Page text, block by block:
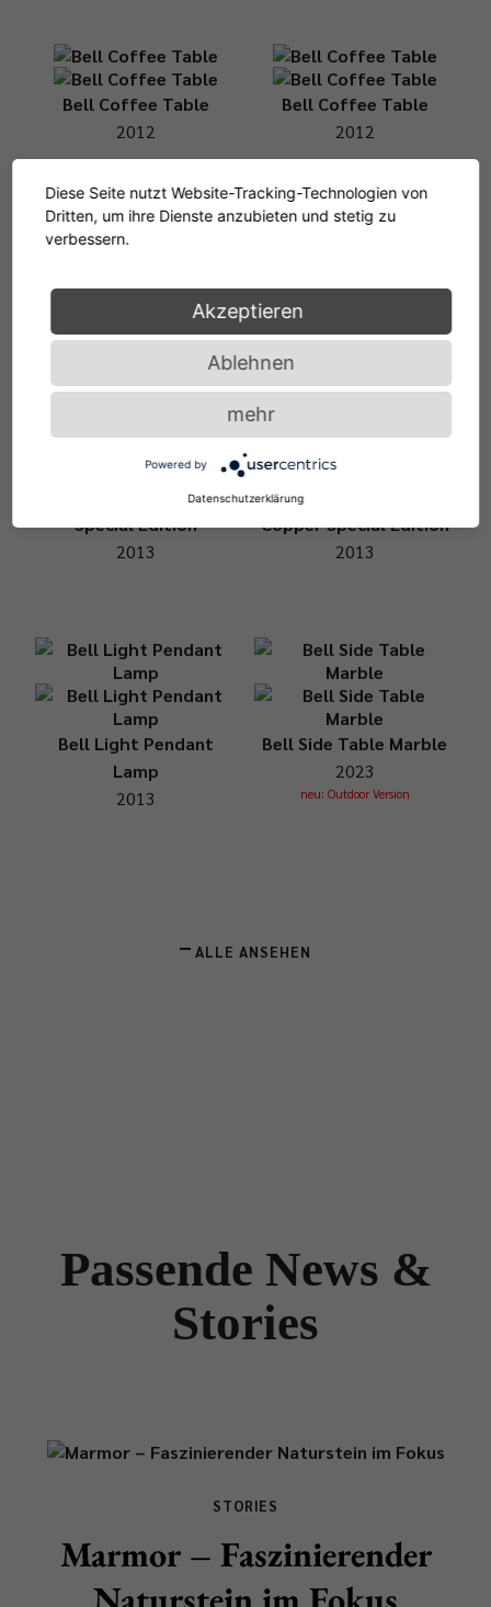
Bell Coffee Table
2012
Bell Coffee Table
2012
Bell Side Table Copper
Special Edition
2013
Bell Coffee Table
Copper Special Edition
2013
Bell Light Pendant
Lamp
2013
Bell Side Table Marble
2023
neu: Outdoor Version
ALLE ANSEHEN
Passende News &
Stories
STORIES
Marmor – Faszinierender
Diese Seite nutzt Website-Tracking-Technologien von
Dritten, um ihre Dienste anzubieten und stetig zu
verbessern.
Akzeptieren
Ablehnen
mehr
Powered by
Datenschutzerklärung